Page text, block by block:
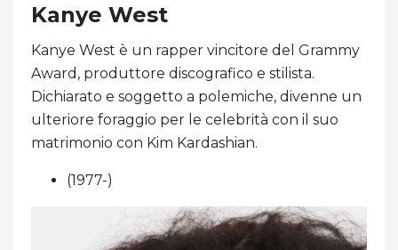
Kanye West
Kanye West è un rapper vincitore del Grammy
Award, produttore discografico e stilista.
Dichiarato e soggetto a polemiche, divenne un
ulteriore foraggio per le celebrità con il suo
matrimonio con Kim Kardashian.
(1977-)